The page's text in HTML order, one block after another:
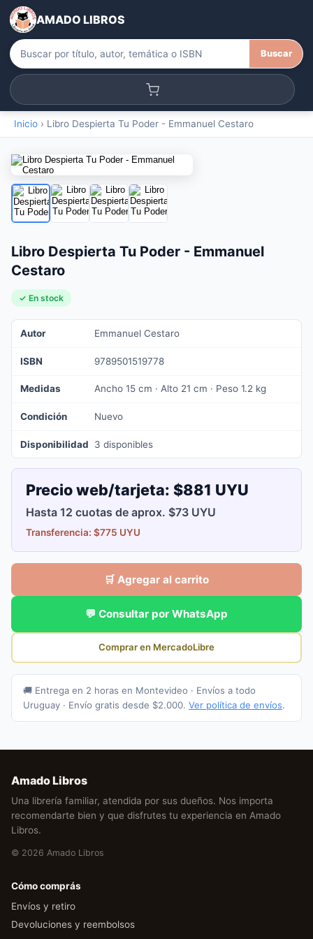
AMADO LIBROS
Buscar
Inicio › Libro Despierta Tu Poder - Emmanuel Cestaro
Libro Despierta Tu Poder - Emmanuel
Cestaro
✓ En stock
Autor Emmanuel Cestaro
ISBN 9789501519778
Medidas Ancho 15 cm · Alto 21 cm · Peso 1.2 kg
Condición Nuevo
Disponibilidad 3 disponibles
Precio web/tarjeta: $881 UYU
Hasta 12 cuotas de aprox. $73 UYU
Transferencia: $775 UYU
🛒 Agregar al carrito
💬 Consultar por WhatsApp
Comprar en MercadoLibre
🚚 Entrega en 2 horas en Montevideo · Envíos a todo
Uruguay · Envío gratis desde $2.000. Ver política de envíos.
Amado Libros
Una librería familiar, atendida por sus dueños. Nos importa
recomendarte bien y que disfrutes tu experiencia en Amado
Libros.
© 2026 Amado Libros
Cómo comprás
Envíos y retiro
Devoluciones y reembolsos